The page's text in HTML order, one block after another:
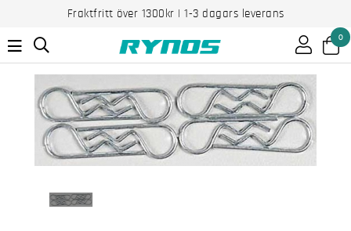
Fraktfritt över 1300kr | 1-3 dagars leverans
0